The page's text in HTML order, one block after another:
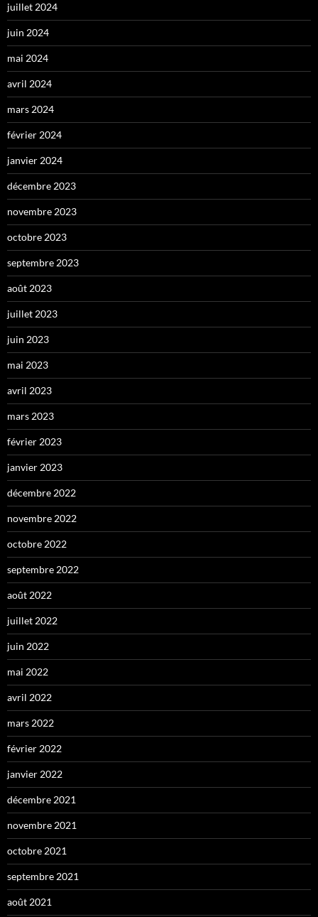
juillet 2024
juin 2024
mai 2024
avril 2024
mars 2024
février 2024
janvier 2024
décembre 2023
novembre 2023
octobre 2023
septembre 2023
août 2023
juillet 2023
juin 2023
mai 2023
avril 2023
mars 2023
février 2023
janvier 2023
décembre 2022
novembre 2022
octobre 2022
septembre 2022
août 2022
juillet 2022
juin 2022
mai 2022
avril 2022
mars 2022
février 2022
janvier 2022
décembre 2021
novembre 2021
octobre 2021
septembre 2021
août 2021